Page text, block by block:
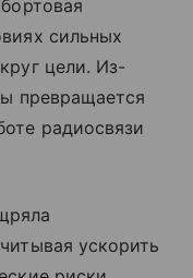
сильных
цели. Из-
превращается
радиосвязи
ускорить